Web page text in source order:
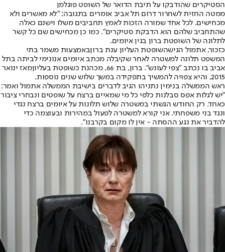
הסטיקרים שהודבקו על תיבת הדואר של השופט פוגלמן
ממטה החזית לשחרור דרום תל אביב אומרים בתגובה: "לא מאשרים ולא
מכחישים. לכל אחד שמורה הזכות לאמץ תחביבים משלו וישנם כאלה
שהתחביב שלהם הוא הדבקת סטיקרים". כמו כן מכחישים שם כל קשר
לתלונה של השופטת ברון בגין איומים.
כזכור, אתמול הגישהשופטת העליון ענת ברוןבאמצעות משמר בתי
המשפט תלונה למשטרה לאחר שקיבלה מכתב איומים אנונימי לביתה בתל
אביב בו נכתב "צפי לעונש". ברון, בת 66, מ
כהנת כשופטת בעליוןמאז ינואר
2015, והיא צפויה להמשיך בתפקידה במשך שלוש שנים נוספות.
ראש הממשלה בנימין נתניהו הגיב לדברים בישיבת הממשלה אתמול ואמר:
"יש לגלות אפס סבלנות כלפי כל מי שמאיים ברצח על שופטים ונבחרי ציבור
כאחד. רק החודש הגשתי במשטרה שלוש תלונות על איומים ברצח נגדי
ונגד בני משפחתי. אני קורא למשטרה לפעול במהירות ובעוצמה כדי
להדביר את נגע ההסתה - אין לו מקום בקרבנו".